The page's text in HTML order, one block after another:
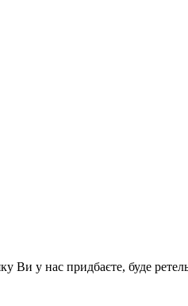
Ви у нас придбаєте, буде